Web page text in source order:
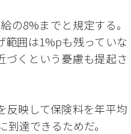
の8%までと規定する。
囲は1%pも残っていな
づくという憂慮も提起さ
反映して保険料を年平均
達できるためだ。